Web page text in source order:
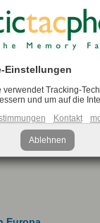
Umwelt
Einstellungen
verwendet Tracking-
und um auf die
Kontakt
Ablehnen